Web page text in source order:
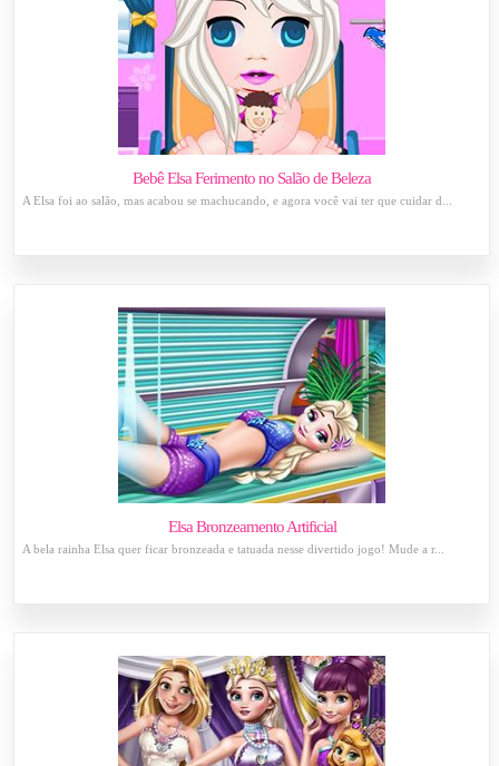
Bebê Elsa Ferimento no Salão de Beleza
A Elsa foi ao salão, mas acabou se machucando, e agora você vai ter que cuidar d...
Elsa Bronzeamento Artificial
A bela rainha Elsa quer ficar bronzeada e tatuada nesse divertido jogo! Mude a r...